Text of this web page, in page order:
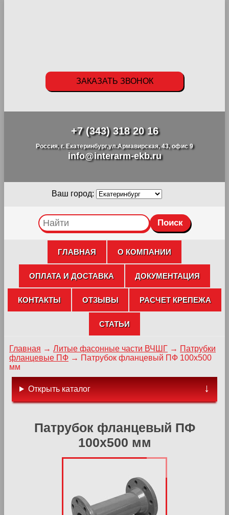
+7 (343) 318 20 16
Россия, г. Екатеринбург,ул.Армавирская, 43, офис 9
info@interarm-ekb.ru
ЗАКАЗАТЬ ЗВОНОК
Ваш город:
ГЛАВНАЯ О КОМПАНИИ
ОПЛАТА И ДОСТАВКА ДОКУМЕНТАЦИЯ
КОНТАКТЫ ОТЗЫВЫ РАСЧЕТ КРЕПЕЖА
СТАТЬИ
Главная → Литые фасонные части ВЧШГ → Патрубки
фланцевые ПФ → Патрубок фланцевый ПФ 100х500
мм
Патрубок фланцевый ПФ
100х500 мм
Открыть каталог